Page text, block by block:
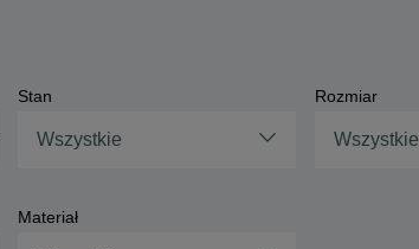
Stan
Wszystkie
Rozmiar
Wszystkie
Materiał